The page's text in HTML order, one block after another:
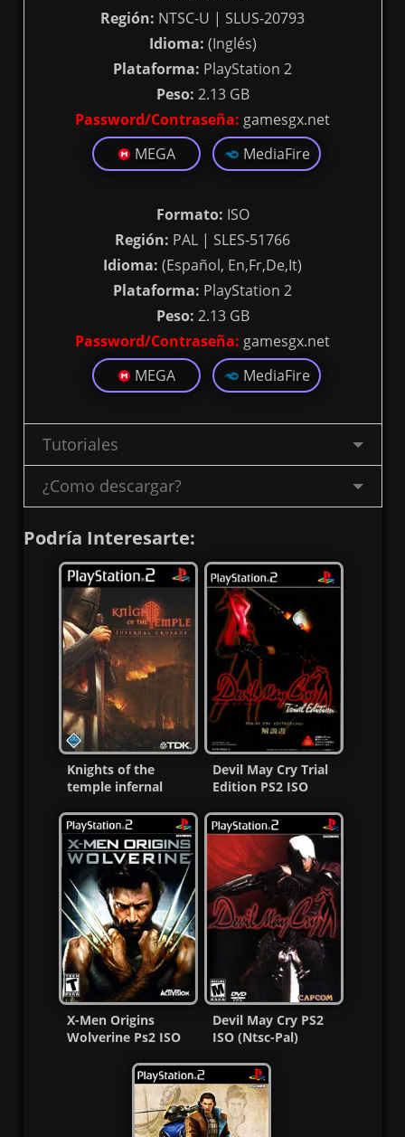
Región: NTSC-U | SLUS-20793
Idioma: (Inglés)
Plataforma: PlayStation 2
Peso: 2.13 GB
Password/Contraseña: gamesgx.net
MEGA
MediaFire
Formato: ISO
Región: PAL | SLES-51766
Idioma: (Español, En,Fr,De,It)
Plataforma: PlayStation 2
Peso: 2.13 GB
Password/Contraseña: gamesgx.net
MEGA
MediaFire
Tutoriales
¿Como descargar?
Podría Interesarte:
Knights of the
temple infernal
(Esp/Multi)
Devil May Cry Trial
Edition PS2 ISO
X-Men Origins
Wolverine Ps2 ISO
Devil May Cry PS2
ISO (Ntsc-Pal)
MF